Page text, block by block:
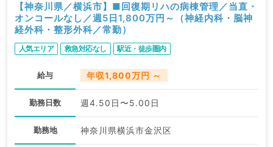
【神奈川県／横浜市】■回復期リハの病棟管理／当直・
オンコールなし／週5日1,800万円～（神経内科・脳神
経外科・整形外科／常勤）
人気エリア 救急対応なし 駅近・徒歩圏内
給与 年収1,800万円 ～
勤務日数 週4.50日〜5.00日
勤務地 神奈川県横浜市金沢区